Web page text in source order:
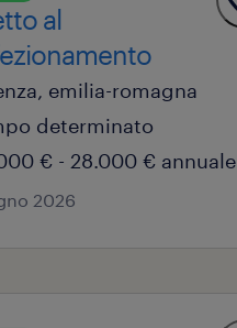
al
emilia-romagna
determinato
€ - 28.000 € annuale
2026